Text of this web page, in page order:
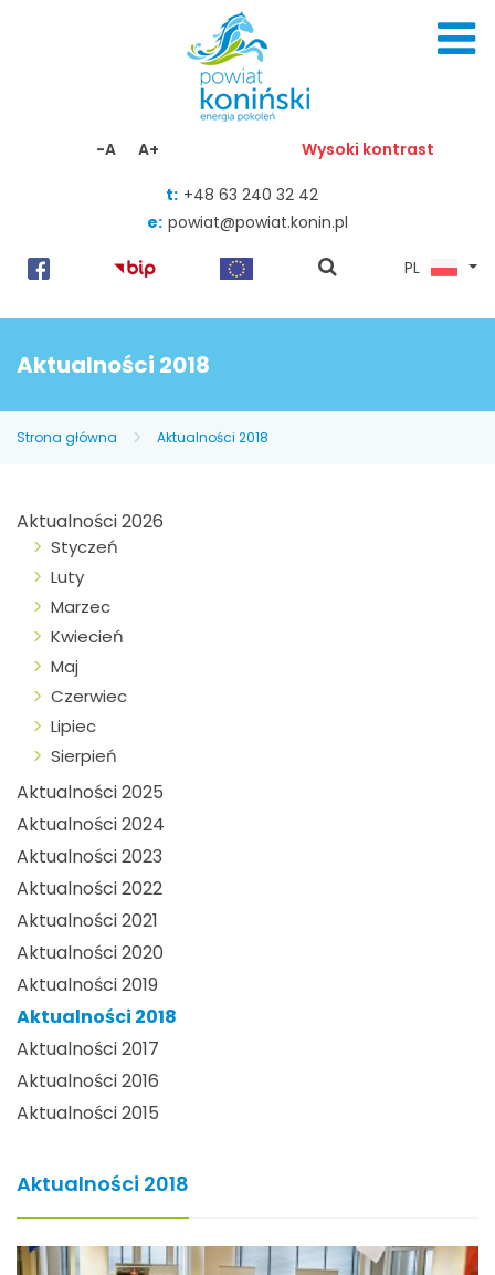
-A A+ Wysoki kontrast
t: +48 63 240 32 42
e: powiat@powiat.konin.pl
pokaż
PL
Aktualności 2018
Strona główna Aktualności 2018
Aktualności 2026
Styczeń
Luty
Marzec
Kwiecień
Maj
Czerwiec
Lipiec
Sierpień
Aktualności 2025
Aktualności 2024
Aktualności 2023
Aktualności 2022
Aktualności 2021
Aktualności 2020
Aktualności 2019
Aktualności 2018
Aktualności 2017
Aktualności 2016
Aktualności 2015
Aktualności 2018